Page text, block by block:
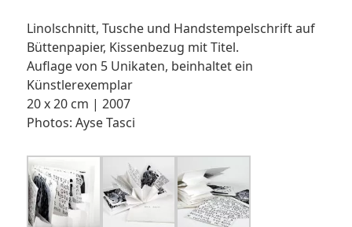
Linolschnitt, Tusche und Handstempelschrift auf
Büttenpapier, Kissenbezug mit Titel.
Auflage von 5 Unikaten, beinhaltet ein
Künstlerexemplar
20 x 20 cm | 2007
Photos: Ayse Tasci